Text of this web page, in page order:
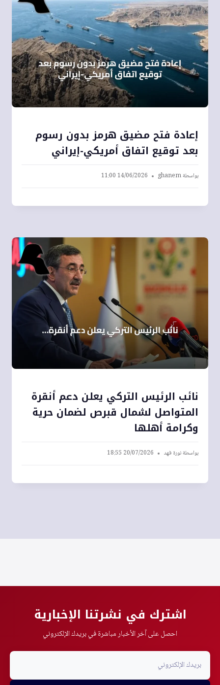
إعادة فتح مضيق هرمز بدون رسوم
بعد توقيع اتفاق أمريكي-إيراني
بواسطةghanem
14/06/2026 11:00
نائب الرئيس التركي يعلن دعم أنقرة
المتواصل لشمال قبرص لضمان حرية
وكرامة أهلها
بواسطةنورة فهد 20/07/2026 18:55
اشترك في نشرتنا الإخبارية
احصل على آخر الأخبار مباشرة في بريدك الإلكتروني